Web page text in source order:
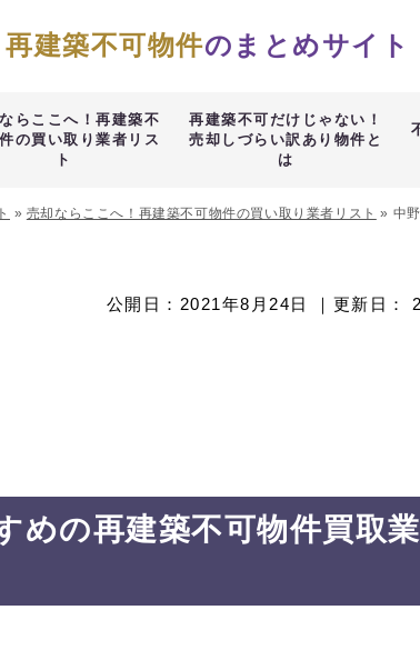
再建築不可物件のまとめサイト
らここへ！再建築不
の買い取り業者リス
ト
再建築不可だけじゃない！
売却しづらい訳あり物件と
は
» 売却ならここへ！再建築不可物件の買い取り業者リスト » 中
公開日： 2021年8月24日 ｜更新日：
めの再建築不可物件買取